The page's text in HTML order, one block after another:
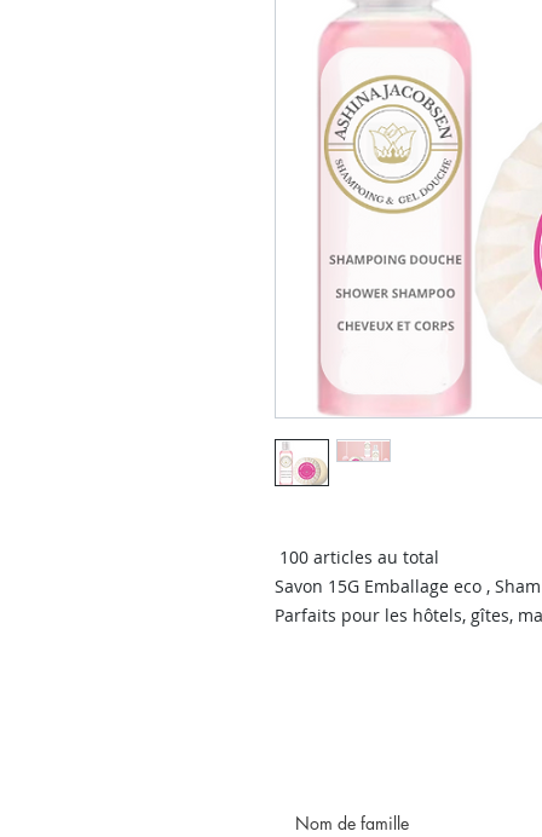
100 articles au total
Savon 15G Emballage eco ,
Parfaits pour les hôtels, gîtes,
Nom de famille